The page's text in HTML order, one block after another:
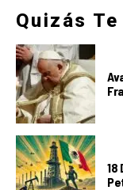
Quizás
18